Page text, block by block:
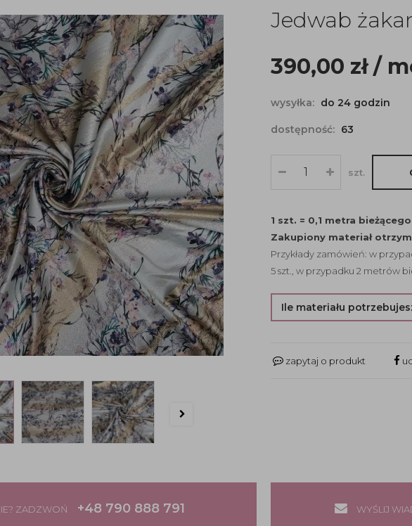
Jedwab
390,00 zł/
wysyłka: do 24 godzin
dostępność: 63
szt.
1 szt. = 0,1 metra
Zakupiony materiał
Przykłady zamówień: w
5 szt., w przypadku 2 metrów
Ile materiału
zapytaj o produkt
ZADZWOŃ +48 790 888 791 WYŚLIJ